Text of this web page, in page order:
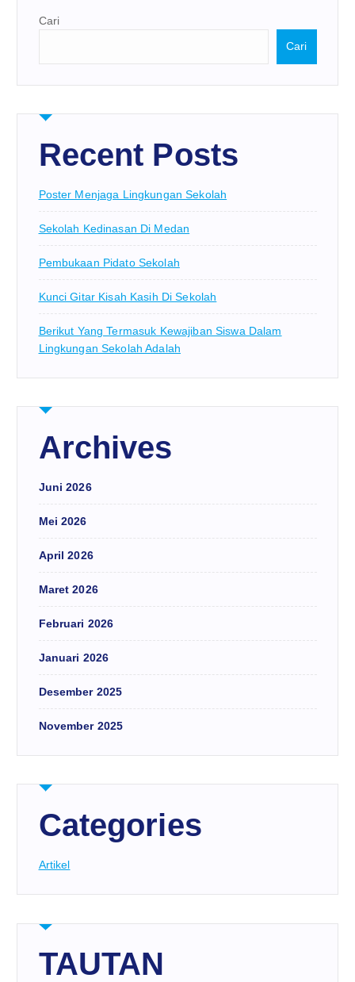
Cari
Cari
Recent Posts
Poster Menjaga Lingkungan Sekolah
Sekolah Kedinasan Di Medan
Pembukaan Pidato Sekolah
Kunci Gitar Kisah Kasih Di Sekolah
Berikut Yang Termasuk Kewajiban Siswa Dalam
Lingkungan Sekolah Adalah
Archives
Juni 2026
Mei 2026
April 2026
Maret 2026
Februari 2026
Januari 2026
Desember 2025
November 2025
Categories
Artikel
TAUTAN